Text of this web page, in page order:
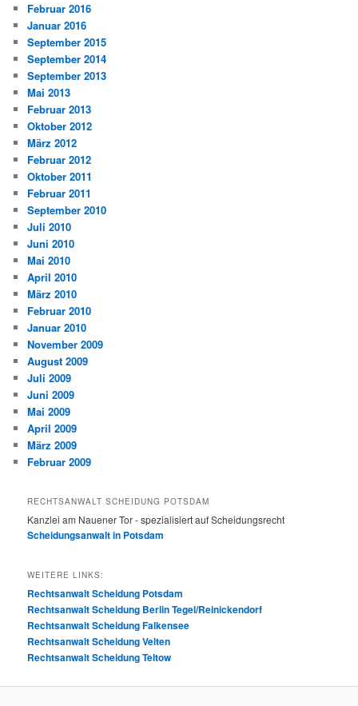
Februar 2016
Januar 2016
September 2015
September 2014
September 2013
Mai 2013
Februar 2013
Oktober 2012
März 2012
Februar 2012
Oktober 2011
Februar 2011
September 2010
Juli 2010
Juni 2010
Mai 2010
April 2010
März 2010
Februar 2010
Januar 2010
November 2009
August 2009
Juli 2009
Juni 2009
Mai 2009
April 2009
März 2009
Februar 2009
RECHTSANWALT SCHEIDUNG POTSDAM
Kanzlei am Nauener Tor - spezialisiert auf Scheidungsrecht
Scheidungsanwalt in Potsdam
WEITERE LINKS:
Rechtsanwalt Scheidung Potsdam
Rechtsanwalt Scheidung Berlin Tegel/Reinickendorf
Rechtsanwalt Scheidung Falkensee
Rechtsanwalt Scheidung Velten
Rechtsanwalt Scheidung Teltow